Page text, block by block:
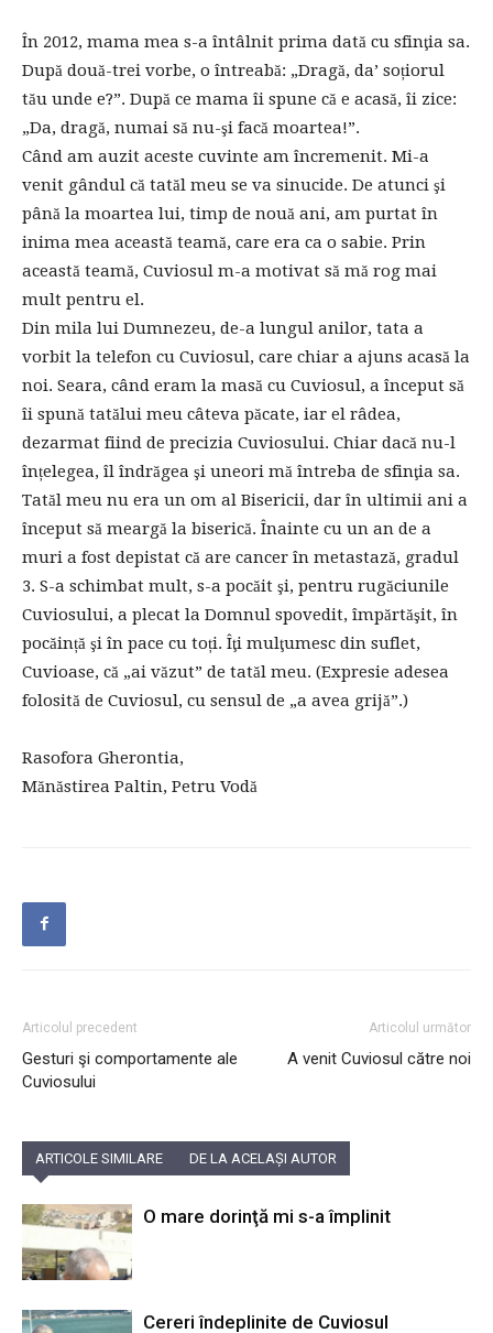
În 2012, mama mea s-a întâlnit prima dată cu sfinţia sa.
După două-trei vorbe, o întreabă: „Dragă, da’ soțiorul
tău unde e?”. După ce mama îi spune că e acasă, îi zice:
„Da, dragă, numai să nu-şi facă moartea!”.
Când am auzit aceste cuvinte am încremenit. Mi-a
venit gândul că tatăl meu se va sinucide. De atunci şi
până la moartea lui, timp de nouă ani, am purtat în
inima mea această teamă, care era ca o sabie. Prin
această teamă, Cuviosul m-a motivat să mă rog mai
mult pentru el.
Din mila lui Dumnezeu, de-a lungul anilor, tata a
vorbit la telefon cu Cuviosul, care chiar a ajuns acasă la
noi. Seara, când eram la masă cu Cuviosul, a început să
îi spună tatălui meu câteva păcate, iar el râdea,
dezarmat fiind de precizia Cuviosului. Chiar dacă nu-l
înțelegea, îl îndrăgea şi uneori mă întreba de sfinţia sa.
Tatăl meu nu era un om al Bisericii, dar în ultimii ani a
început să meargă la biserică. Înainte cu un an de a
muri a fost depistat că are cancer în metastază, gradul
3. S-a schimbat mult, s-a pocăit şi, pentru rugăciunile
Cuviosului, a plecat la Domnul spovedit, împărtăşit, în
pocăință şi în pace cu toți. Îţi mulţumesc din suflet,
Cuvioase, că „ai văzut” de tatăl meu. (Expresie adesea
folosită de Cuviosul, cu sensul de „a avea grijă”.)
Rasofora Gherontia,
Mănăstirea Paltin, Petru Vodă
Articolul precedent
Gesturi şi comportamente ale
Cuviosului
Articolul următor
A venit Cuviosul către noi
ARTICOLE SIMILARE DE LA ACELAȘI AUTOR
O mare dorinţă mi s-a împlinit
Cereri îndeplinite de Cuviosul